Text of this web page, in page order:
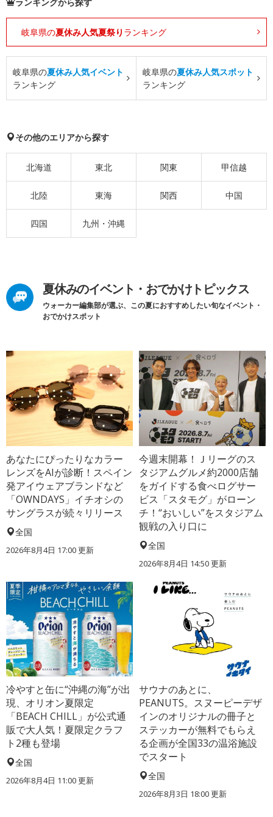
岐阜県の夏休み人気夏祭り ランキング
岐阜県の夏休み人気イベント
ランキング
岐阜県の夏休み人気スポット
ランキング
その他のエリアから探す
北海道 東北 関東 甲信越
北陸 東海 関西 中国
四国 九州・沖縄
夏休みのイベント・おでかけトピックス
ウォーカー編集部が選ぶ、この夏におすすめしたい旬なイベント・
おでかけスポット
あなたにぴったりなカラー
レンズをAIが診断！スペイン
発アイウェアブランドなど
「OWNDAYS」イチオシの
サングラスが続々リリース
全国
2026年8月4日 17:00更新
今週末開幕！Ｊリーグのス
タジアムグルメ約2000店舗
をガイドする食べログサー
ビス「スタモグ」がローン
チ！“おいしい”をスタジアム
観戦の入り口に
全国
2026年8月4日 14:50更新
冷やすと缶に“沖縄の海”が出
現、オリオン夏限定
「BEACH CHILL」が公式通
販で大人気！夏限定クラフ
ト2種も登場
全国
2026年8月4日 11:00更新
サウナのあとに、
PEANUTS。スヌーピーデザ
インのオリジナルの冊子と
ステッカーが無料でもらえ
る企画が全国33の温浴施設
でスタート
全国
2026年8月3日 18:00更新